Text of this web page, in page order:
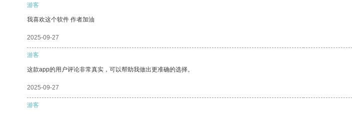
游客
我喜欢这个软件 作者加油
2025-09-27
游客
这款app的用户评论非常真实，可以帮助我做出更准确的选择。
2025-09-27
游客